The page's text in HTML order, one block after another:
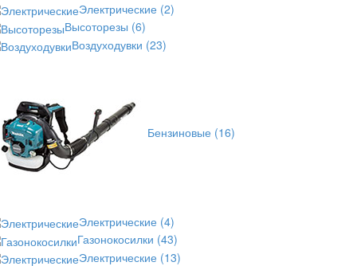
Электрические (2)
Высоторезы (6)
Воздуходувки (23)
Бензиновые (16)
Электрические (4)
Газонокосилки (43)
Электрические (13)